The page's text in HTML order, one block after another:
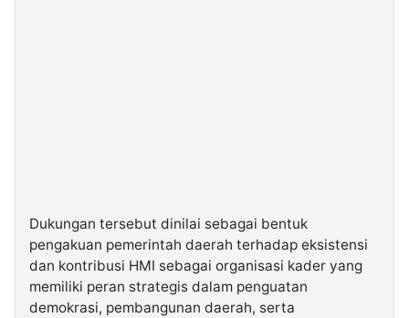
Dukungan tersebut dinilai sebagai bentuk
pengakuan pemerintah daerah terhadap eksistensi
dan kontribusi HMI sebagai organisasi kader yang
memiliki peran strategis dalam penguatan
demokrasi, pembangunan daerah, serta